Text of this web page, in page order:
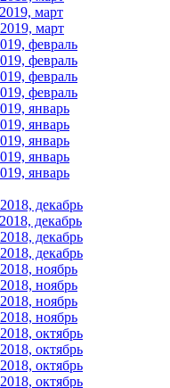
март
март
февраль
февраль
февраль
февраль
январь
январь
январь
январь
январь
декабрь
декабрь
декабрь
декабрь
ноябрь
ноябрь
ноябрь
ноябрь
октябрь
октябрь
октябрь
октябрь